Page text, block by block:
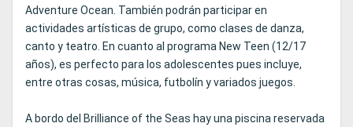
Adventure Ocean. También podrán participar en
actividades artísticas de grupo, como clases de danza,
canto y teatro. En cuanto al programa New Teen (12/17
años), es perfecto para los adolescentes pues incluye,
entre otras cosas, música, futbolín y variados juegos.
A bordo del Brilliance of the Seas hay una piscina reservada